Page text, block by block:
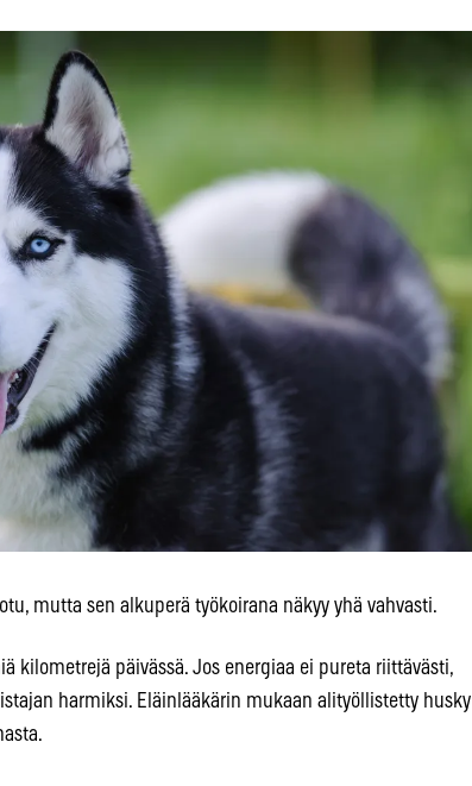
mutta sen alkuperä työkoirana näkyy yhä vahvasti.
kilometrejä päivässä. Jos energiaa ei pureta riittävästi,
harmiksi. Eläinlääkärin mukaan alityöllistetty husky